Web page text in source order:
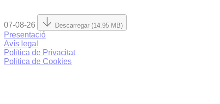
07-08-26 Descarregar (14.95 MB)
Presentació
Avís legal
Política de Privacitat
Política de Cookies